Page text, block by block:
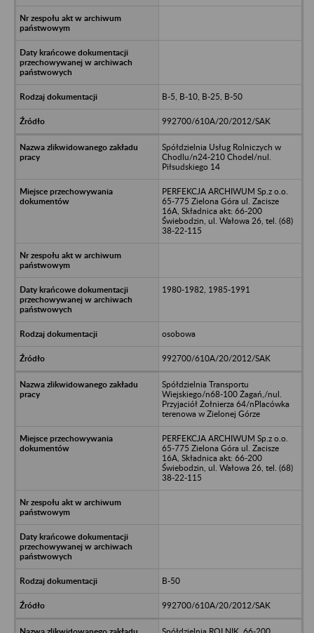
B-5, B-10, B-25, B-50
992700/610A/20/2012/SAK
Spółdzielnia Usług Rolniczych w
Chodlu/n24-210 Chodel/nul.
Piłsudskiego 14
PERFEKCJA ARCHIWUM Sp.z o.o.
65-775 Zielona Góra ul. Zacisze
16A, Składnica akt: 66-200
Świebodzin, ul. Wałowa 26, tel. (68)
38-22-115
1980-1982, 1985-1991
osobowa
992700/610A/20/2012/SAK
Spółdzielnia Transportu
Wiejskiego/n68-100 Żagań,/nul.
Przyjaciół Żołnierza 64/nPlacówka
terenowa w Zielonej Górze
PERFEKCJA ARCHIWUM Sp.z o.o.
65-775 Zielona Góra ul. Zacisze
16A, Składnica akt: 66-200
Świebodzin, ul. Wałowa 26, tel. (68)
38-22-115
B-50
992700/610A/20/2012/SAK